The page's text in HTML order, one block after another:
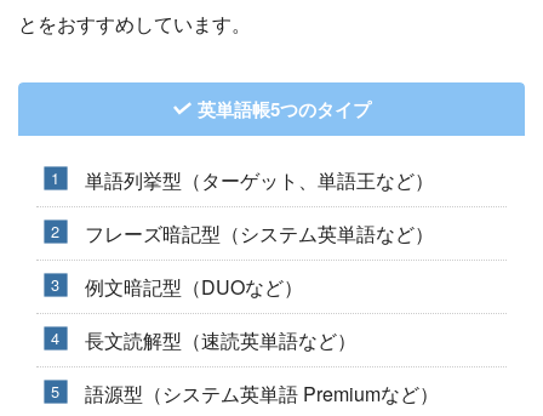
とをおすすめしています。
英単語帳5つのタイプ
単語列挙型（ターゲット、単語王など）
フレーズ暗記型（システム英単語など）
例文暗記型（DUOなど）
長文読解型（速読英単語など）
語源型（システム英単語 Premiumなど）